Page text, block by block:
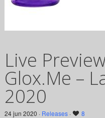
Live
Glox.Me –
2020
24 jun 2020 · Releases· 8